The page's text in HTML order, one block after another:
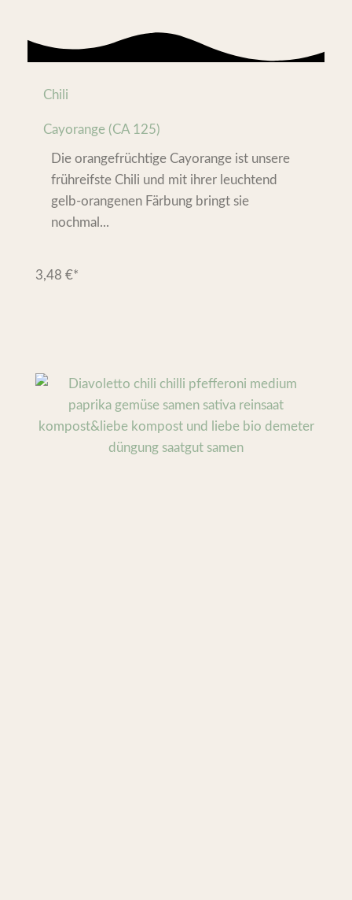
Chili
Cayorange (CA 125)
Die orangefrüchtige Cayorange ist unsere
frühreifste Chili und mit ihrer leuchtend
gelb-orangenen Färbung bringt sie
nochmal...
3,48 €*